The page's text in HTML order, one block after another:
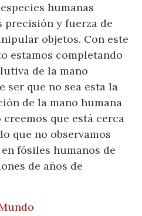
humanas
precisión y fuerza de
objetos. Con este
estamos completando
de la mano
ser que no sea esta la
de la mano humana
que está cerca
que no observamos
fósiles humanos de
de años de